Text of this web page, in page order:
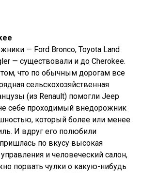
— Ford Bronco, Toyota Land
— существовали и до Cherokee.
что по обычным дорогам все
сельскохозяйственная
(из Renault) помогли Jeep
себе проходимый внедорожник
который более или менее
И вдруг его полюбили
по вкусу высокая
и человеческий салон,
порвать чулки о какую-нибудь